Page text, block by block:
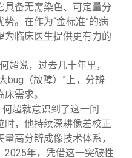
具备无需染色、可定量分
。在作为“金标准”的病
为临床医生提供更有力的
超说，过去几十年里，
bug（故障）”上，分辨
需求。
超就意识到了这一问
时，他持续深耕像差校正
高分辨成像技术体系，
2025年，凭借这一突破性